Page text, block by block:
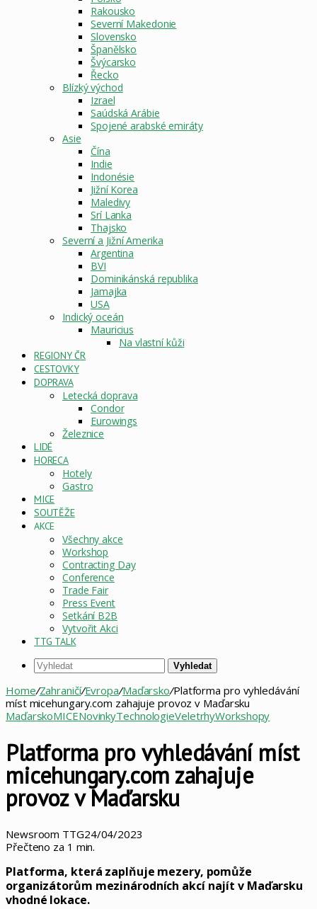
Rakousko
Severní Makedonie
Slovensko
Španělsko
Švýcarsko
Řecko
Blízký východ
Izrael
Saúdská Arábie
Spojené arabské emiráty
Asie
Čína
Indie
Indonésie
Jižní Korea
Maledivy
Srí Lanka
Thajsko
Severní a Jižní Amerika
Argentina
BVI
Dominikánská republika
Jamajka
USA
Indický oceán
Mauricius
Na vlastní kůži
REGIONY ČR
CESTOVKY
DOPRAVA
Letecká doprava
Condor
Eurowings
Železnice
LIDÉ
HORECA
Hotely
Gastro
MICE
SOUTĚŽE
AKCE
Všechny akce
Workshop
Contracting Day
Conference
Trade Fair
Press Event
Setkání B2B
Vytvořit Akci
TTG TALK
Vyhledat
Home/Zahraničí/Evropa/Maďarsko/Platforma pro vyhledávání
míst micehungary.com zahajuje provoz v Maďarsku
MaďarskoMICENovinkyTechnologieVeletrhyWorkshopy
Platforma pro vyhledávání míst
micehungary.com zahajuje
provoz v Maďarsku
Newsroom TTG24/04/2023
Přečteno za 1 min.
Platforma, která zaplňuje mezery, pomůže
organizátorům mezinárodních akcí najít v Maďarsku
vhodné lokace.